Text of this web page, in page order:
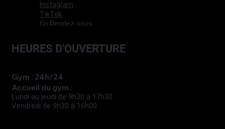
Instagram
TikTok
Go Rendez-vous
HEURES D'OUVERTURE
Gym : 24h/24
Accueil du gym :
Lundi au jeudi de 9h30 à 17h30
Vendredi de 9h30 à 16h00